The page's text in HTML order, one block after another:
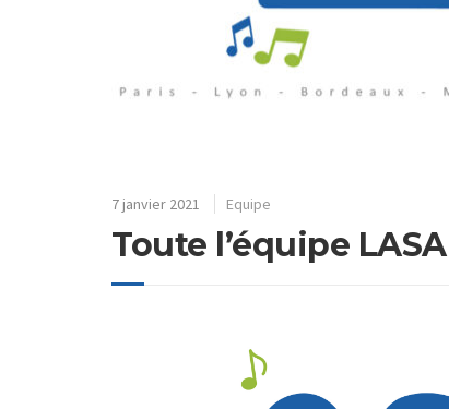
7 janvier 2021 Equipe
Toute l’équipe